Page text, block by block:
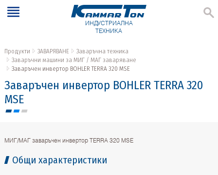
ИНДУСТРИАЛНА
ТЕХНИКА
Продукти ЗАВАРЯВАНЕ
Заваръчна техника
Заваръчни машини за МИГ / МАГ заваряване
Заваръчен инвертор BOHLER TERRA 320 MSE
Заваръчен инвертор BOHLER TERRA 320
MSE
МИГ/МАГ заваръчен инвертор TERRA 320 MSE
Общи характеристики